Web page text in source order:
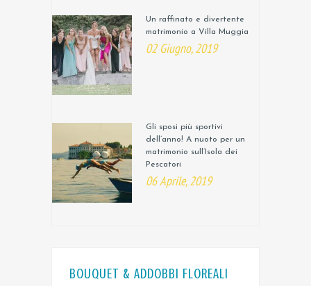
Un raffinato e divertente
matrimonio a Villa Muggia
02 Giugno, 2019
Gli sposi più sportivi
dell’anno! A nuoto per un
matrimonio sull’Isola dei
Pescatori
06 Aprile, 2019
BOUQUET & ADDOBBI FLOREALI